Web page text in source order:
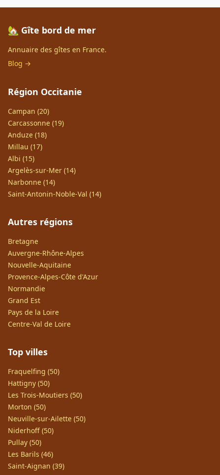
🏡 Gîte bord de mer
Annuaire des gîtes en France.
Blog →
Région Occitanie
Campan (20)
Carcassonne (19)
Anduze (18)
Millau (17)
Albi (15)
Argelès-sur-Mer (14)
Narbonne (14)
Saint-Antonin-Noble-Val (14)
Autres régions
Bretagne
Auvergne-Rhône-Alpes
Nouvelle-Aquitaine
Provence-Alpes-Côte d'Azur
Normandie
Grand Est
Pays de la Loire
Centre-Val de Loire
Top villes
Fraquelfing (50)
Hattigny (50)
Les Trois-Moutiers (50)
Morton (50)
Neuville-sur-Ailette (50)
Niderhoff (50)
Pullay (50)
Les Barils (46)
Saint-Aignan (39)